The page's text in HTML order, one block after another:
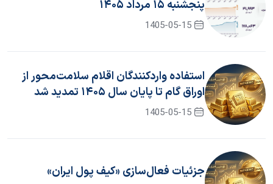
پنجشنبه ۱۵ مرداد ۱۴۰۵
1405-05-15
استفاده واردکنندگان اقلام سلامت‌محور از
اوراق گام تا پایان سال ۱۴۰۵ تمدید شد
1405-05-15
جزئیات فعال‌سازی «کیف پول ایران»